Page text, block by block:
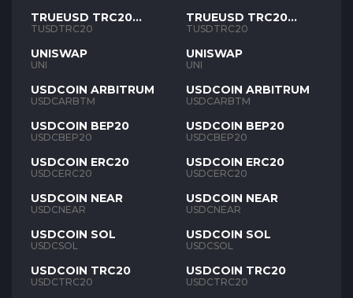
TRUEUSD TRC20
TUSD
TUSDTRC20
UNISWAP
UNI
USDCOIN ARBITRUM
USDCARBTM
USDCOIN BEP20
USDCBEP20
USDCOIN ERC20
USDCERC20
USDCOIN NEAR
USDCNEAR
USDCOIN SOL
USDCSOL
USDCOIN TRC20
USDCTRC20
TRUEUSD TRC20
TUSD
TUSDTRC20
UNISWAP
UNI
USDCOIN ARBITRUM
USDCARBTM
USDCOIN BEP20
USDCBEP20
USDCOIN ERC20
USDCERC20
USDCOIN NEAR
USDCNEAR
USDCOIN SOL
USDCSOL
USDCOIN TRC20
USDCTRC20